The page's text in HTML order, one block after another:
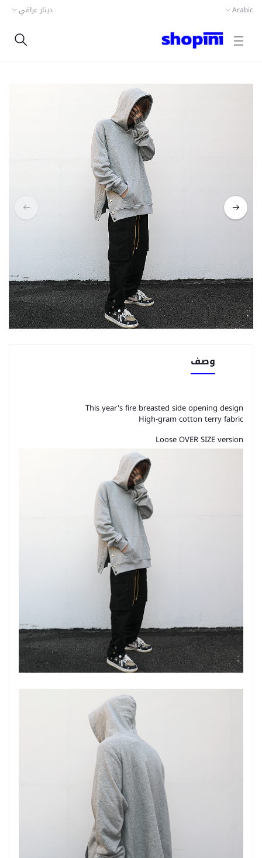
Arabic دينار عراقي
وصف
This year's fire breasted side opening design
High-gram cotton terry fabric
Loose OVER SIZE version